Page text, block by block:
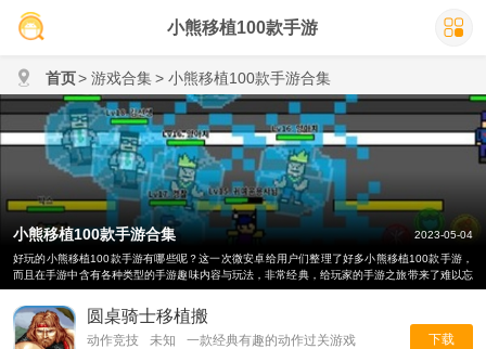
小熊移植100款手游
首页> 游戏合集> 小熊移植100款手游合集
小熊移植100款手游合集
2023-05-04
好玩的小熊移植100款手游有哪些呢？这一次微安卓给用户们整理了好多小熊移植100款手游，
而且在手游中含有各种类型的手游趣味内容与玩法，非常经典，给玩家的手游之旅带来了难以忘
怀的体验，喜欢的赶紧来下载小熊移植100款手游来体验吧。
下载
圆桌骑士移植搬
动作竞技 未知 一款经典有趣的动作过关游戏